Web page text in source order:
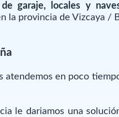
de garaje, locales y
la provincia de Vizcaya /
atendemos en poco
le dariamos una